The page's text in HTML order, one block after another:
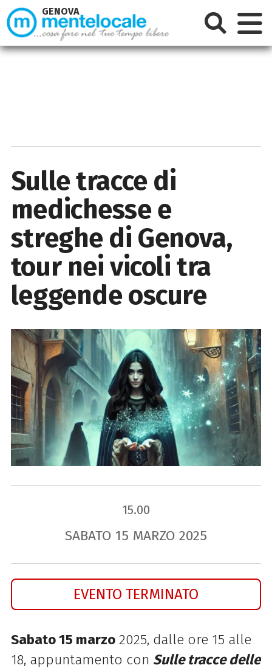
Sulle tracce di
medichesse e
streghe di Genova,
tour nei vicoli tra
leggende oscure
15.00
SABATO 15 MARZO 2025
EVENTO TERMINATO
Sabato 15 marzo2025, dalle ore 15 alle
18, appuntamento con Sulle tracce delle
GENOVA